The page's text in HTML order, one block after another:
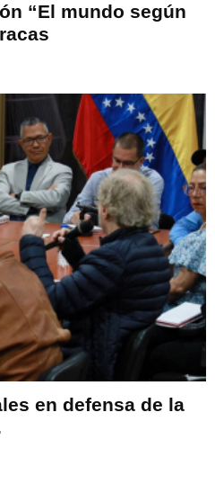
“El mundo según
en defensa de la